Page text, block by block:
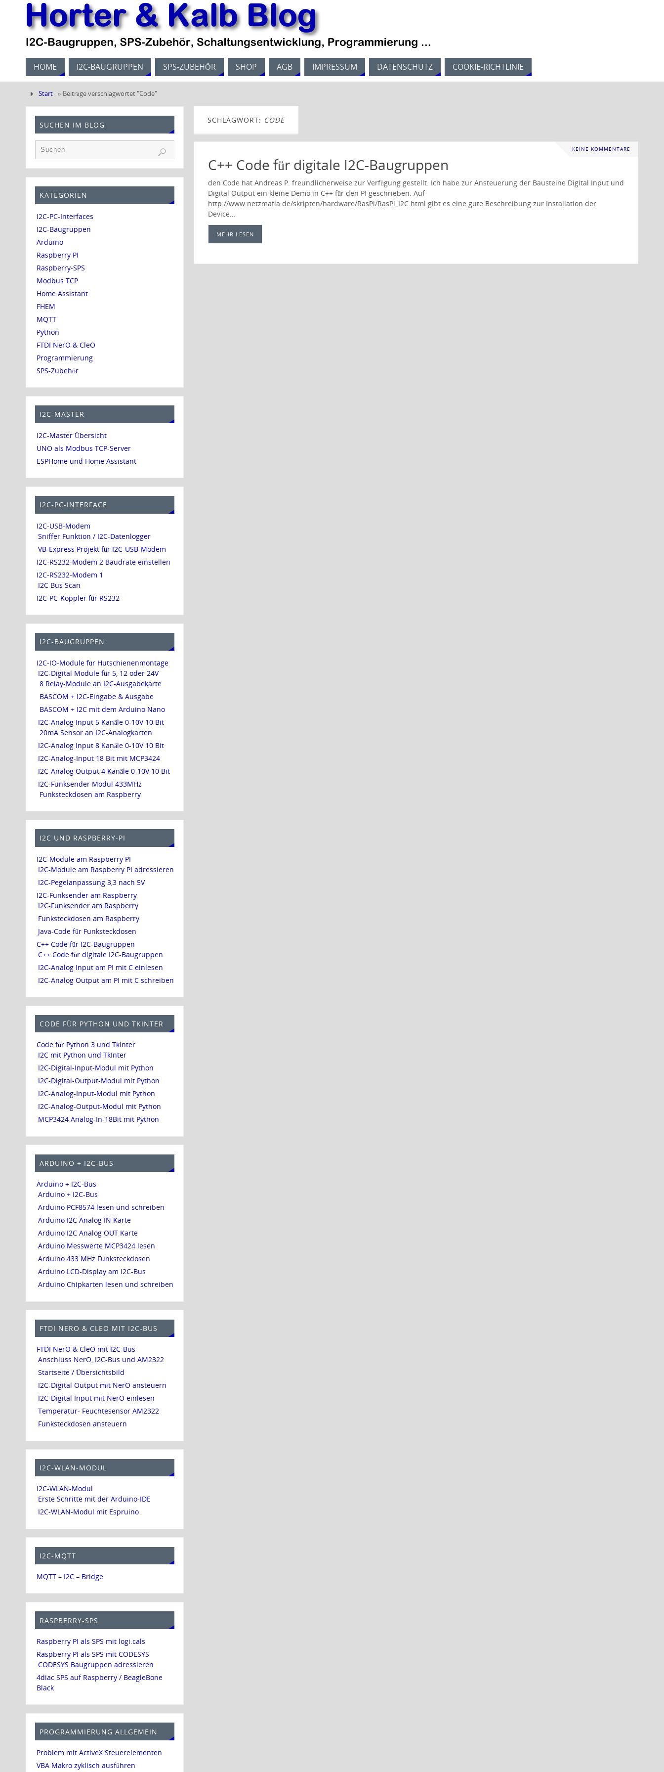
HOME I2C-BAUGRUPPEN SPS-ZUBEHÖR SHOP AGB IMPRESSUM DATENSCHUTZ COOKIE-RICHTLINIE
Start » Beiträge verschlagwortet "Code"
SCHLAGWORT: CODE
KEINE KOMMENTARE
C++ Code für digitale I2C-Baugruppen
den Code hat Andreas P. freundlicherweise zur Verfügung gestellt. Ich habe zur Ansteuerung der Bausteine Digital Input und
Digital Output ein kleine Demo in C++ für den PI geschrieben. Auf
http://www.netzmafia.de/skripten/hardware/RasPi/RasPi_I2C.html gibt es eine gute Beschreibung zur Installation der
Device…
MEHR LESEN
SUCHEN IM BLOG
KATEGORIEN
I2C-PC-Interfaces
I2C-Baugruppen
Arduino
Raspberry PI
Raspberry-SPS
Modbus TCP
Home Assistant
FHEM
MQTT
Python
FTDI NerO & CleO
Programmierung
SPS-Zubehör
I2C-MASTER
I2C-Master Übersicht
UNO als Modbus TCP-Server
ESPHome und Home Assistant
I2C-PC-INTERFACE
I2C-USB-Modem
Sniffer Funktion / I2C-Datenlogger
VB-Express Projekt für I2C-USB-Modem
I2C-RS232-Modem 2 Baudrate einstellen
I2C-RS232-Modem 1
I2C Bus Scan
I2C-PC-Koppler für RS232
I2C-BAUGRUPPEN
I2C-IO-Module für Hutschienenmontage
I2C-Digital Module für 5, 12 oder 24V
8 Relay-Module an I2C-Ausgabekarte
BASCOM + I2C-Eingabe & Ausgabe
BASCOM + I2C mit dem Arduino Nano
I2C-Analog Input 5 Kanäle 0-10V 10 Bit
20mA Sensor an I2C-Analogkarten
I2C-Analog Input 8 Kanäle 0-10V 10 Bit
I2C-Analog-Input 18 Bit mit MCP3424
I2C-Analog Output 4 Kanäle 0-10V 10 Bit
I2C-Funksender Modul 433MHz
Funksteckdosen am Raspberry
I2C UND RASPBERRY-PI
I2C-Module am Raspberry PI
I2C-Module am Raspberry PI adressieren
I2C-Pegelanpassung 3,3 nach 5V
I2C-Funksender am Raspberry
I2C-Funksender am Raspberry
Funksteckdosen am Raspberry
Java-Code für Funksteckdosen
C++ Code für I2C-Baugruppen
C++ Code für digitale I2C-Baugruppen
I2C-Analog Input am PI mit C einlesen
I2C-Analog Output am PI mit C schreiben
CODE FÜR PYTHON UND TKINTER
Code für Python 3 und TkInter
I2C mit Python und TkInter
I2C-Digital-Input-Modul mit Python
I2C-Digital-Output-Modul mit Python
I2C-Analog-Input-Modul mit Python
I2C-Analog-Output-Modul mit Python
MCP3424 Analog-In-18Bit mit Python
ARDUINO + I2C-BUS
Arduino + I2C-Bus
Arduino + I2C-Bus
Arduino PCF8574 lesen und schreiben
Arduino I2C Analog IN Karte
Arduino I2C Analog OUT Karte
Arduino Messwerte MCP3424 lesen
Arduino 433 MHz Funksteckdosen
Arduino LCD-Display am I2C-Bus
Arduino Chipkarten lesen und schreiben
FTDI NERO & CLEO MIT I2C-BUS
FTDI NerO & CleO mit I2C-Bus
Anschluss NerO, I2C-Bus und AM2322
Startseite / Übersichtsbild
I2C-Digital Output mit NerO ansteuern
I2C-Digital Input mit NerO einlesen
Temperatur- Feuchtesensor AM2322
Funksteckdosen ansteuern
I2C-WLAN-MODUL
I2C-WLAN-Modul
Erste Schritte mit der Arduino-IDE
I2C-WLAN-Modul mit Espruino
I2C-MQTT
MQTT – I2C – Bridge
RASPBERRY-SPS
Raspberry PI als SPS mit logi.cals
Raspberry PI als SPS mit CODESYS
CODESYS Baugruppen adressieren
4diac SPS auf Raspberry / BeagleBone
Black
PROGRAMMIERUNG ALLGEMEIN
Problem mit ActiveX Steuerelementen
VBA Makro zyklisch ausführen